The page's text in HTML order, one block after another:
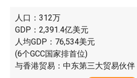
人口：312万
GDP：2,391.4亿美元
人均GDP：76,534美元
(6个GCC国家排首位)
与香港贸易：中东第三大贸易伙伴